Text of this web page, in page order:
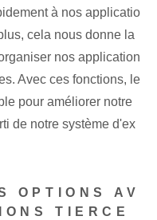
à nos applicatio
cela nous donne la
nos application
Avec ces fonctions, le
pour améliorer notre
de notre système d'ex
OPTIONS AV
TIERCE